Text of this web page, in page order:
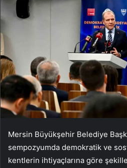
Mersin Büyükşehir Belediye
sempozyumda demokratik ve
kentlerin ihtiyaçlarına göre